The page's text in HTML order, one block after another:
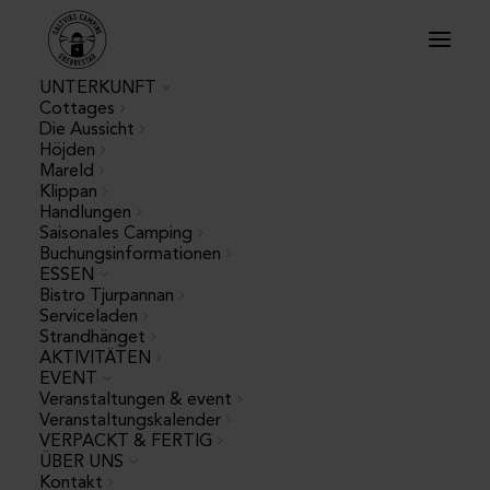
UNTERKUNFT
Cottages
Die Aussicht
Höjden
Mareld
Klippan
Handlungen
Saisonales Camping
Buchungsinformationen
ESSEN
Bistro Tjurpannan
Serviceladen
Strandhänget
AKTIVITÄTEN
EVENT
Veranstaltungen & event
Veranstaltungskalender
VERPACKT & FERTIG
ÜBER UNS
Kontakt
Ein herzlicher Empfang
in Saltvik